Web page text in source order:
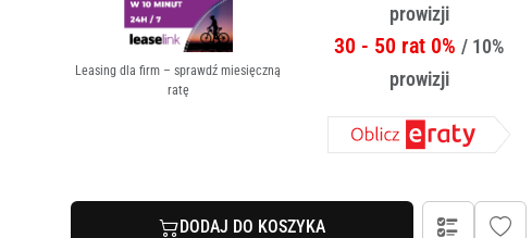
Leasing dla firm – sprawdź miesięczną
ratę
prowizji
30 - 50 rat 0%/ 10%
prowizji
DODAJ DO KOSZYKA